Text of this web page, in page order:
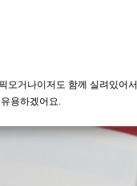
오거나이저도 함께 실려있어서
용하겠어요.